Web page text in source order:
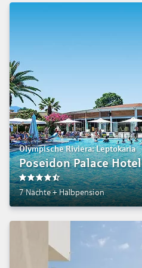
Olympische Riviera: Leptokaria
Poseidon Palace Hotel
4.5
7 Nächte+Halbpension